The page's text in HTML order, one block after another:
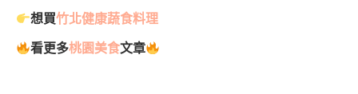
想買竹北健康蔬食料理
看更多桃園美食文章